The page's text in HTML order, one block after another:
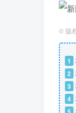
© 版
1
2
3
4